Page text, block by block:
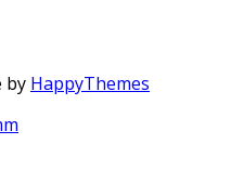
by HappyThemes